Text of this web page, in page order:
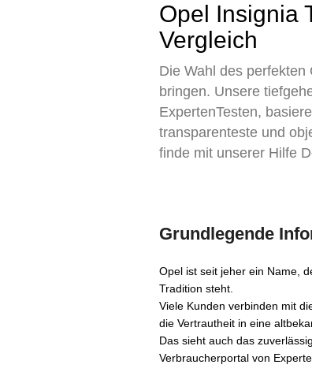
Opel Insignia Test 2026 • Die besten Opel Insignia Modellvarianten im
Vergleich
Die Wahl des
bringen. Unsere
ExpertenTesten,
transparenteste und
finde mit unserer Hilfe
Grundlegende
Opel ist seit jeher ein Name,
Tradition steht.
Viele Kunden verbinden mit
die Vertrautheit in eine
Das sieht auch das
Verbraucherportal von